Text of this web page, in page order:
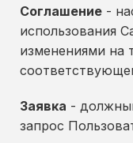
Соглашение -
использования
изменениями на
Заявка -
запрос